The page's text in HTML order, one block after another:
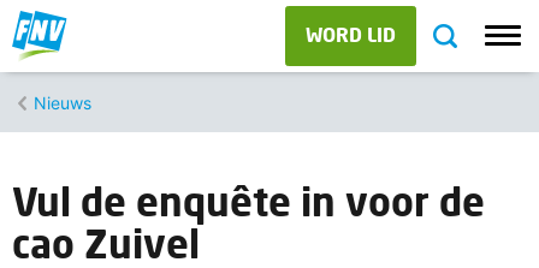
WORD LID
Nieuws
Vul de enquête in voor de
cao Zuivel